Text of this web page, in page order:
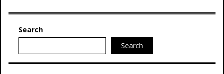
Search
Search